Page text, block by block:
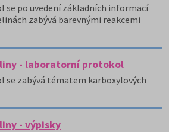
po uvedení základních informací
zabývá barevnými reakcemi
- laboratorní protokol
zabývá tématem karboxylových
- výpisky